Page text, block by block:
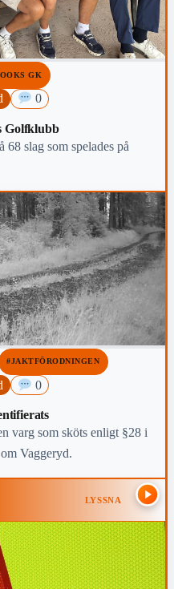
GK
0
Golfklubb
slag som spelades på
#JAKTFÖRODNINGEN
0
varg som sköts enligt §28 i
Vaggeryd.
LYSSNA